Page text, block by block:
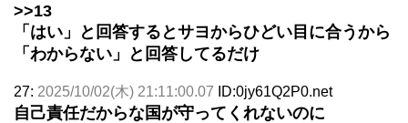
>>13
「はい」と回答するとサヨからひどい目に合うから
「わからない」と回答してるだけ
27: 2025/10/02(木) 21:11:00.07 ID:0jy61Q2P0.net
自己責任だからな国が守ってくれないのに